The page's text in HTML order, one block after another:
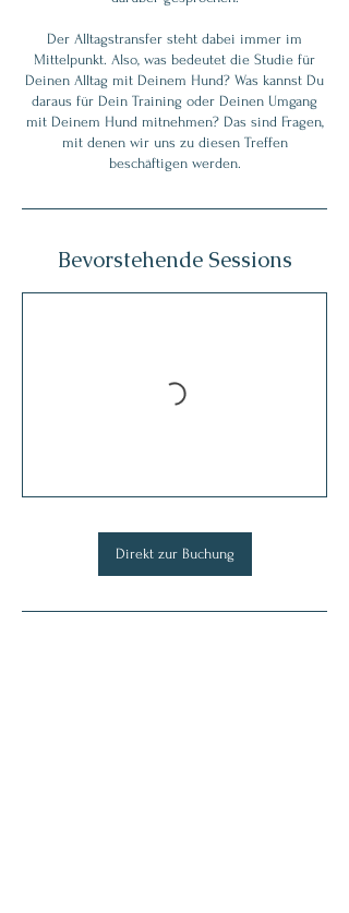
Der Alltagstransfer steht dabei immer im
Mittelpunkt. Also, was bedeutet die Studie für
Deinen Alltag mit Deinem Hund? Was kannst Du
daraus für Dein Training oder Deinen Umgang
mit Deinem Hund mitnehmen? Das sind Fragen,
mit denen wir uns zu diesen Treffen
beschäftigen werden.
Bevorstehende Sessions
Direkt zur Buchung